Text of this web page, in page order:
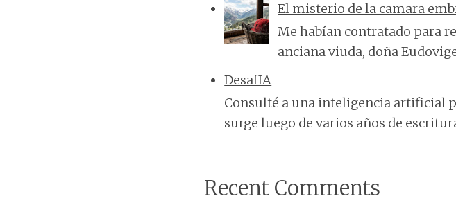
El misterio de la camara
Me habían contratado para
anciana viuda, doña
DesafIA
Consulté a una inteligencia artificial
surge luego de varios años de
Recent Comments